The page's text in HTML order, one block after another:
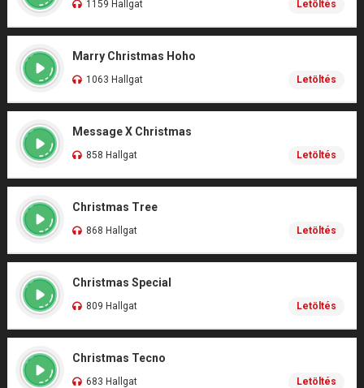
1159 Hallgat Letöltés
Marry Christmas Hoho
1063 Hallgat Letöltés
Message X Christmas
858 Hallgat Letöltés
Christmas Tree
868 Hallgat Letöltés
Christmas Special
809 Hallgat Letöltés
Christmas Tecno
683 Hallgat Letöltés